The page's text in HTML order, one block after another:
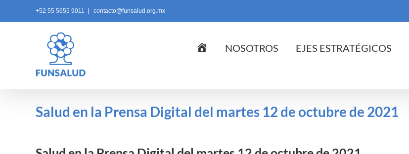
+52 55 5655 9011 contacto@funsalud.org.mx
InicioNOSOTROS EJES ESTRATÉGICOS
Salud en la Prensa Digital del martes 12 de octubre de 2021